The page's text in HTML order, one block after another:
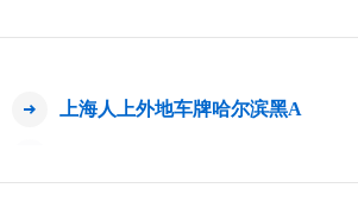
上海人上外地车牌哈尔滨黑A